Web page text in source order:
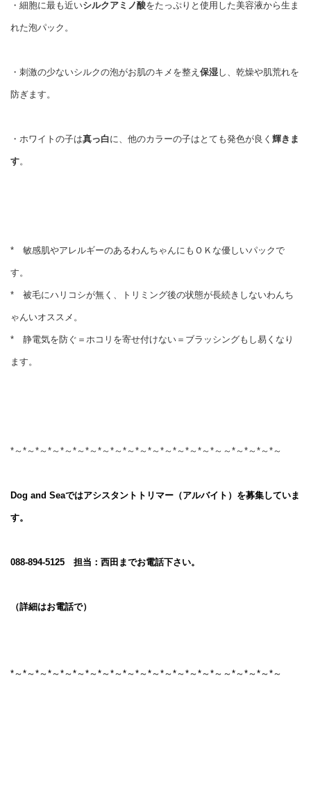
・細胞に最も近いシルクアミノ酸をたっぷりと使用した美容液から生ま
れた泡パック。
・刺激の少ないシルクの泡がお肌のキメを整え 保湿し、 乾燥や肌荒れを
防ぎ ます。
・ホワイトの子は真っ白に、他のカラーの子はとても発色が良く 輝きま
す。
* 敏感肌やアレルギーのあるわんちゃんにもＯＫな優しいパックで
す。
* 被毛にハリコシが無く、トリミング後の状態が長続きしないわんち
ゃんいオススメ。
* 静電気を防ぐ＝ホコリを寄せ付けない＝ブラッシングもし易くなり
ます。
*～*～*～*～*～*～*～*～*～*～*～*～*～*～*～*～*～～*～*～*～*～
Dog and Seaではアシスタントトリマー（アルバイト）を募集していま
す。
088-894-5125 担当：西田までお電話下さい。
（詳細はお電話で）
*～*～*～*～*～*～*～*～*～*～*～*～*～*～*～*～*～～*～*～*～*～